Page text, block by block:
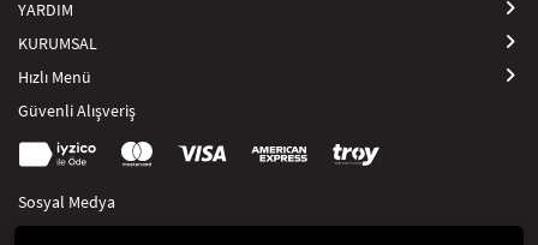
YARDIM
KURUMSAL
Hızlı Menü
Güvenli Alışveriş
Sosyal Medya